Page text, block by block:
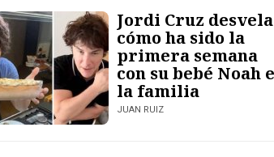
Jordi Cruz desvela
cómo ha sido la
primera semana
con su bebé Noah
la familia
JUAN RUIZ